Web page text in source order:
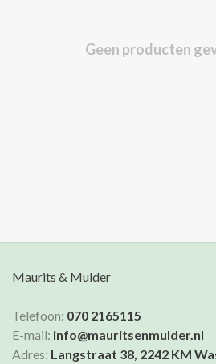
Geen producten
Maurits & Mulder
Telefoon: 070 2165115
E-mail: info@mauritsenmulder.nl
Adres: Langstraat 38, 2242 KM